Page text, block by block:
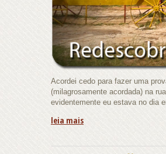
Acordei cedo para fazer uma
(milagrosamente acordada) na
evidentemente eu estava no dia
leia mais